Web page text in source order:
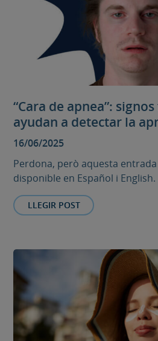
“Cara de apnea”:
ayudan a detectar la
16/06/2025
Perdona, però aquesta
disponible en Español i English.
LLEGIR POST